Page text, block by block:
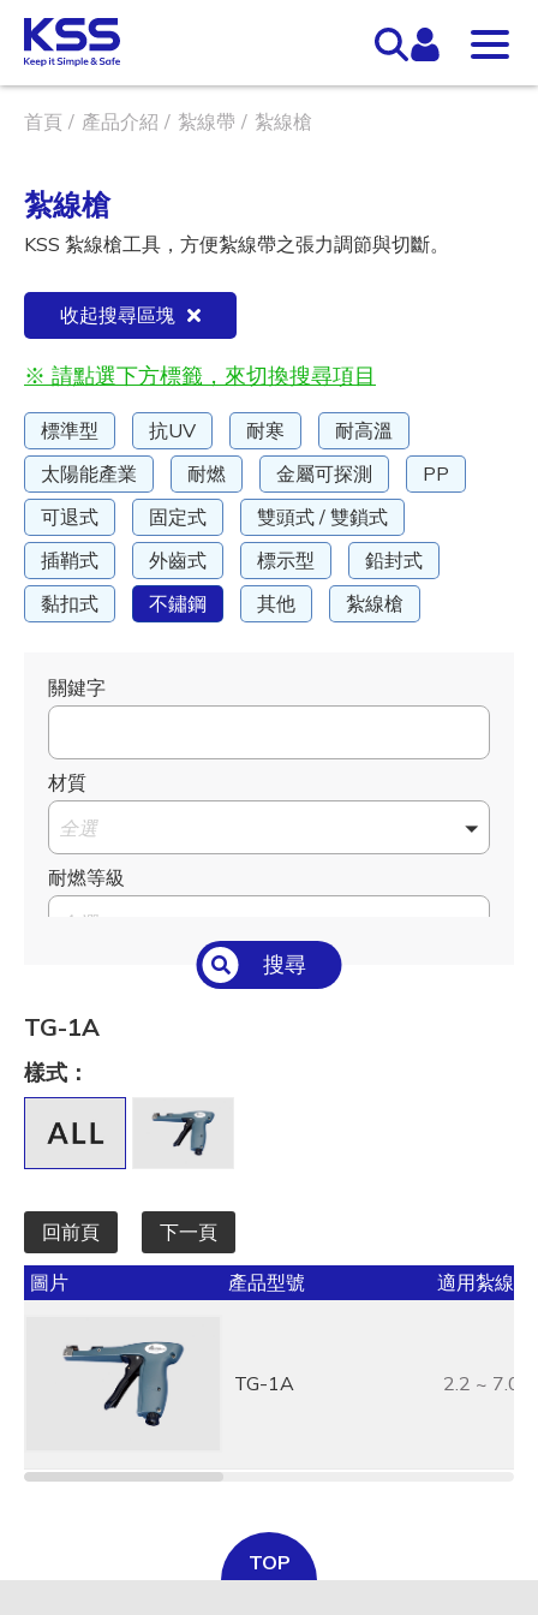
首頁 產品介紹 紮線帶 紮線槍
紮線槍
KSS 紮線槍工具，方便紮線帶之張力調節與切斷。
收起搜尋區塊
※ 請點選下方標籤，來切換搜尋項目
標準型 抗UV 耐寒
耐高溫
太陽能產業
耐燃 金屬可探測
PP
可退式
固定式
雙頭式 / 雙鎖式
插鞘式
外齒式 標示型
鉛封式
黏扣式
不鏽鋼 其他 紮線槍
關鍵字
材質
全選
耐燃等級
全選
全選
長 L mm / inch
寬 W mm / inch
全選
承受力 lbs/kgf/N
全選
最大束線徑 (mm)
全選
搜尋
TG-1A
樣式：
回前頁 下一頁
圖片 產品型號 適用紮線
TG-1A 2.2 ~ 7.0
TOP